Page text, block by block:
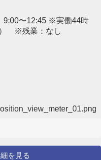
〜12:45 ※実働44時
） ※残業：なし
を見る